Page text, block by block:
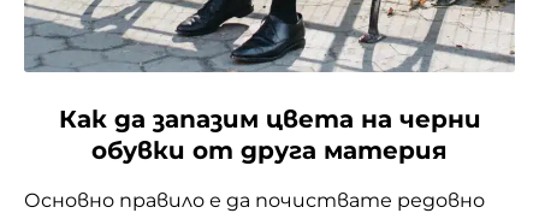
Как да запазим цвета на черни
обувки от друга материя
Основно правило е да почиствате редовно